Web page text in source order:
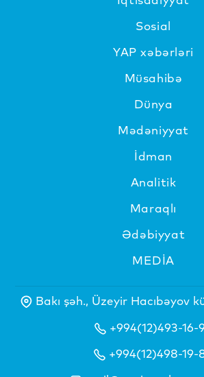
Sosial
YAP xəbərləri
Müsahibə
Dünya
Mədəniyyat
İdman
Analitik
Maraqlı
Ədəbiyyat
MEDİA
Bakı şəh., Üzeyir Hacıbəyov
+994(12)493-16-
+994(12)498-19-